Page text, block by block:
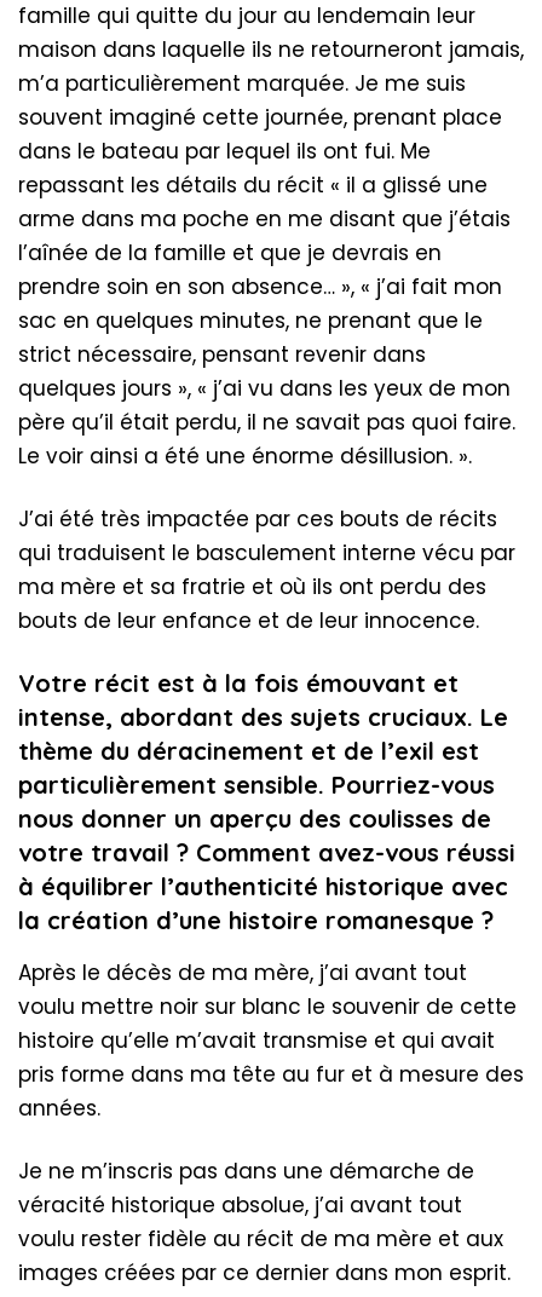
famille qui quitte du jour au lendemain leur
maison dans laquelle ils ne retourneront jamais,
m’a particulièrement marquée. Je me suis
souvent imaginé cette journée, prenant place
dans le bateau par lequel ils ont fui. Me
repassant les détails du récit « il a glissé une
arme dans ma poche en me disant que j’étais
l’aînée de la famille et que je devrais en
prendre soin en son absence… », « j’ai fait mon
sac en quelques minutes, ne prenant que le
strict nécessaire, pensant revenir dans
quelques jours », « j’ai vu dans les yeux de mon
père qu’il était perdu, il ne savait pas quoi faire.
Le voir ainsi a été une énorme désillusion. ».
J’ai été très impactée par ces bouts de récits
qui traduisent le basculement interne vécu par
ma mère et sa fratrie et où ils ont perdu des
bouts de leur enfance et de leur innocence.
Votre récit est à la fois émouvant et
intense, abordant des sujets cruciaux. Le
thème du déracinement et de l’exil est
particulièrement sensible. Pourriez-vous
nous donner un aperçu des coulisses de
votre travail ? Comment avez-vous réussi
à équilibrer l’authenticité historique avec
la création d’une histoire romanesque ?
Après le décès de ma mère, j’ai avant tout
voulu mettre noir sur blanc le souvenir de cette
histoire qu’elle m’avait transmise et qui avait
pris forme dans ma tête au fur et à mesure des
années.
Je ne m’inscris pas dans une démarche de
véracité historique absolue, j’ai avant tout
voulu rester fidèle au récit de ma mère et aux
images créées par ce dernier dans mon esprit.